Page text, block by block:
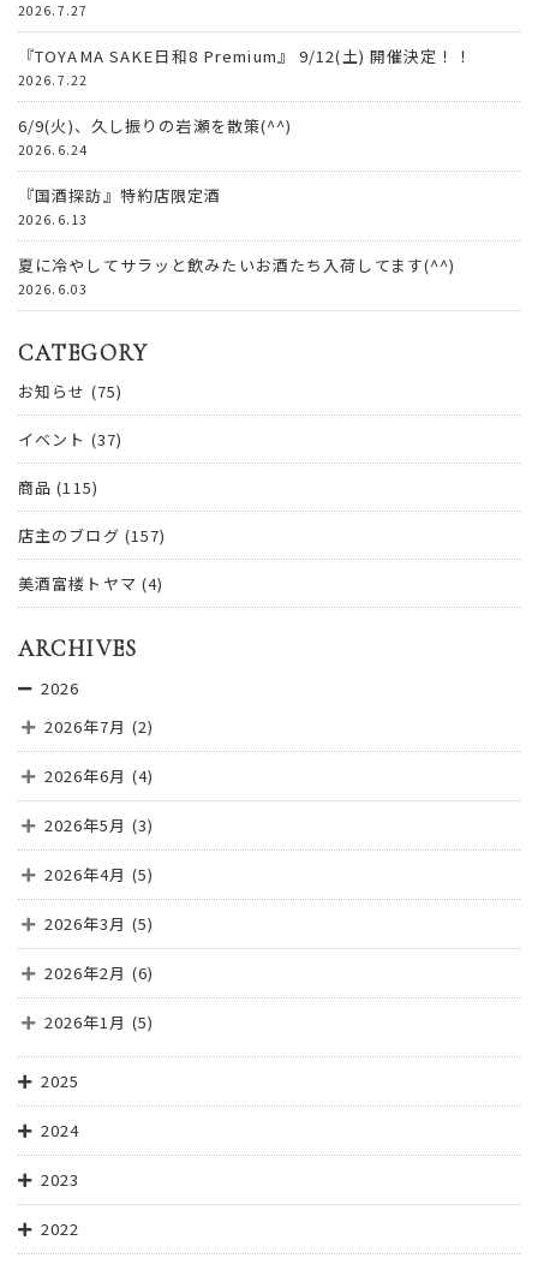
2026.7.27
『TOYAMA SAKE日和8 Premium』 9/12(土) 開催決定！！
2026.7.22
6/9(火)、久し振りの岩瀬を散策(^^)
2026.6.24
『国酒探訪』特約店限定酒
2026.6.13
夏に冷やしてサラッと飲みたいお酒たち入荷してます(^^)
2026.6.03
CATEGORY
お知らせ (75)
イベント (37)
商品 (115)
店主のブログ (157)
美酒富楼トヤマ (4)
ARCHIVES
2026
2026年7月 (2)
2026年6月 (4)
2026年5月 (3)
2026年4月 (5)
2026年3月 (5)
2026年2月 (6)
2026年1月 (5)
2025
2024
2023
2022